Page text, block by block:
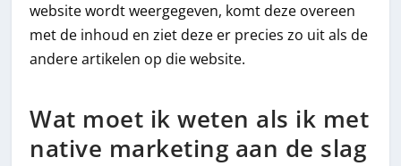
website wordt weergegeven, komt deze overeen
met de inhoud en ziet deze er precies zo uit als de
andere artikelen op die website.
Wat moet ik weten als ik met
native marketing aan de slag